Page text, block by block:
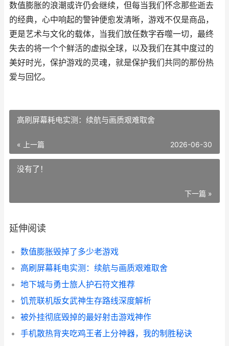
数值膨胀的浪潮或许仍会继续，但每当我们怀念那些逝去
的经典，心中响起的警钟便愈发清晰，游戏不仅是商品，
更是艺术与文化的载体，当我们放任数字吞噬一切，最终
失去的将一个个鲜活的虚拟全球，以及我们在其中度过的
美好时光，保护游戏的灵魂，就是保护我们共同的那份热
爱与回忆。
高刷屏幕耗电实测：续航与画质艰难取舍
« 上一篇 2026-06-30
没有了！
下一篇 »
延伸阅读
数值膨胀毁掉了多少老游戏
高刷屏幕耗电实测：续航与画质艰难取舍
地下城与勇士旅人护石符文推荐
饥荒联机版女武神生存路线深度解析
被外挂彻底毁掉的最好射击游戏神作
手机散热背夹吃鸡王者上分神器，我的制胜秘诀